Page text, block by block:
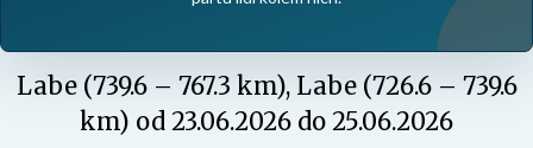
Labe (739.6 – 767.3 km), Labe (726.6 – 739.6
km) od 23.06.2026 do 25.06.2026